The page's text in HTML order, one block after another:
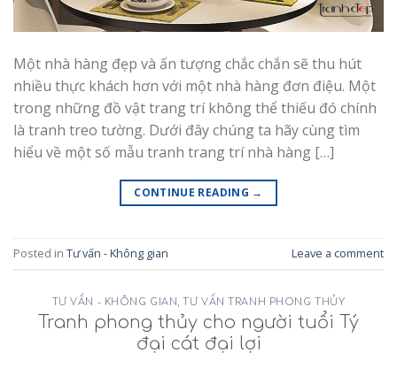
Một nhà hàng đẹp và ấn tượng chắc chắn sẽ thu hút
nhiều thực khách hơn với một nhà hàng đơn điệu. Một
trong những đồ vật trang trí không thể thiếu đó chính
là tranh treo tường. Dưới đây chúng ta hãy cùng tìm
hiểu về một số mẫu tranh trang trí nhà hàng […]
CONTINUE READING →
Posted in Tư vấn - Không gian Leave a comment
TƯ VẤN - KHÔNG GIAN , TƯ VẤN TRANH PHONG THỦY
Tranh phong thủy cho người tuổi Tý
đại cát đại lợi